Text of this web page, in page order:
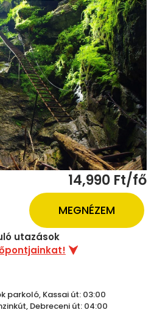
14,990 Ft/fő
MEGNÉZEM
utazások
parkoló, Kassai út: 03:00
Debreceni út: 04:00